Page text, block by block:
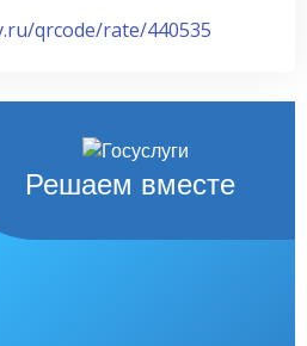
qrcode/rate/440535
Решаем вместе